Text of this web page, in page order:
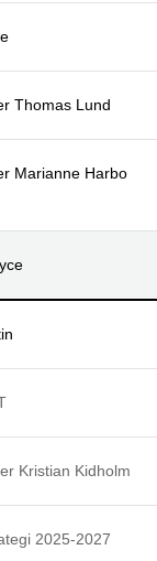
Thomas Lund
Marianne Harbo
Kristian Kidholm
2025-2027